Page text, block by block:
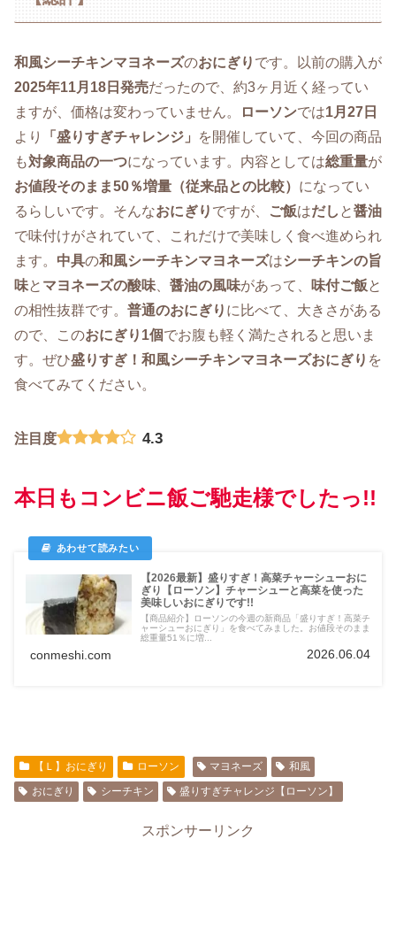
和風シーチキンマヨネーズのおにぎり です。以前の購入が
2025年11月18日発売だったので、約3ヶ月近く経ってい
ますが、価格は変わっていません。
ローソンでは1月27日
より
「盛りすぎチャレンジ」
を開催していて、今回の商品
も対象商品の一つになっています。内容としては総重量が
お値段そのまま50％増量（従来品との比較） になってい
るらしいです。そんなおにぎり ですが、 ご飯はだし と醤油
で味付けがされていて、これだけで美味しく食べ進められ
ます。 中具の和風シーチキンマヨネーズはシーチキンの旨
味と マヨネーズの酸味 醤油の風味があって、 味付ご飯と
の相性抜群です。 普通のおにぎり に比べて、大きさがある
ので、このおにぎり1個でお腹も軽く満たされると思いま
す。ぜひ盛りすぎ！和風シーチキンマヨネーズおにぎり を
食べてみてください。
注目度 4.3
本日もコンビニ飯ご馳走様でしたっ!!
【2026最新】盛りすぎ！高菜チャーシューおに
ぎり【ローソン】チャーシューと高菜を使った
美味しいおにぎりです!!
【商品紹介】ローソンの今週の新商品「盛りすぎ！高菜チ
ャーシューおにぎり」を食べてみました。お値段そのまま
総重量51％に増...
conmeshi.com 2026.06.04
【Ｌ】おにぎり ローソン マヨネーズ
和風
おにぎり
シーチキン 盛りすぎチャレンジ【ローソン】
スポンサーリンク